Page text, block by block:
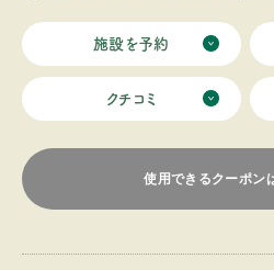
ことができます。 さらに縁日ブ
で、子どもから大人まで世代間
外でも楽しむことができる現代
おります。
施設を予約
クチコミ
使用できるクーポン